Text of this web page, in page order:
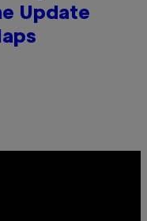
Update